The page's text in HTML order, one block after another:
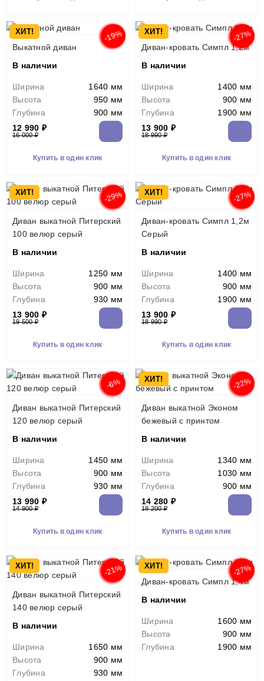
ХИТ! -19%
Выкатной диван
В наличии
Ширина
1640 мм
Высота
950 мм
Глубина
900 мм
12 990 ₽
16 000 ₽
Купить в один клик
ХИТ! -27%
Диван-кровать Симпл 1,2м
В наличии
Ширина
1400 мм
Высота
900 мм
Глубина
1900 мм
13 900 ₽
18 990 ₽
Купить в один клик
ХИТ! -29%
Диван выкатной Питерский
100 велюр серый
В наличии
Ширина
1250 мм
Высота
900 мм
Глубина
930 мм
13 900 ₽
19 500 ₽
Купить в один клик
ХИТ! -27%
Диван-кровать Симпл 1,2м
Серый
В наличии
Ширина
1400 мм
Высота
900 мм
Глубина
1900 мм
13 900 ₽
18 990 ₽
Купить в один клик
-6%
Диван выкатной Питерский
120 велюр серый
В наличии
Ширина
1450 мм
Высота
900 мм
Глубина
930 мм
13 990 ₽
14 900 ₽
Купить в один клик
ХИТ! -22%
Диван выкатной Эконом
бежевый с принтом
В наличии
Ширина
1340 мм
Высота
1030 мм
Глубина
900 мм
14 280 ₽
18 200 ₽
Купить в один клик
ХИТ! -21%
Диван выкатной Питерский
140 велюр серый
В наличии
Ширина
1650 мм
Высота
900 мм
Глубина
930 мм
ХИТ! -27%
Диван-кровать Симпл 1,4м
В наличии
Ширина
1600 мм
Высота
900 мм
Глубина
1900 мм